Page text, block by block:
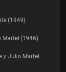
(1949)
Martel (1946)
y Julio Martel